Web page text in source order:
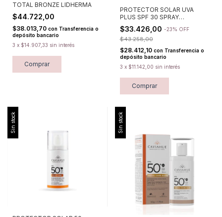
TOTAL BRONZE LIDHERMA
$44.722,00
$38.013,70 con Transferencia o
depósito bancario
3 x $14.907,33 sin interés
Comprar
PROTECTOR SOLAR UVA
PLUS SPF 30 SPRAY
LIDHERMA
$33.426,00 -23% OFF
$43.258,00
$28.412,10 con Transferencia o
depósito bancario
3 x $11.142,00 sin interés
Comprar
Sin stock Sin stock